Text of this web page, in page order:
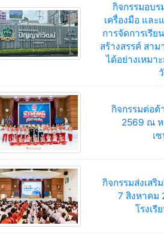
กิจกรรมอบร
เครื่องมือ และ
การจัดการเรี
สร้างสรรค์ สา
ได้อย่างเหม
กิจกรรมต่อต้
2569 ณ ห
เ
กิจกรรมส่งเส
7 สิงหาคม
โรงเรี